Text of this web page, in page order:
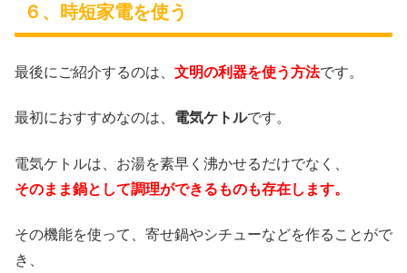
６、時短家電を使う
最後にご紹介するのは、 文明の利器を使う方法です。
最初におすすめなのは、 電気ケトルです。
電気ケトルは、お湯を素早く沸かせるだけでなく、
そのまま鍋として調理ができるものも存在します。
その機能を使って、寄せ鍋やシチューなどを作ることがで
き、